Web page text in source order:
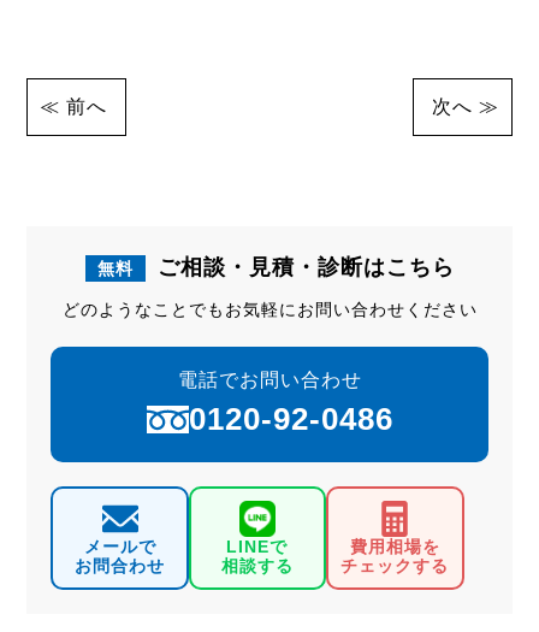
次へ
前へ
無料 ご相談・見積・診断はこちら
どのようなことでもお気軽にお問い合わせください
電話でお問い合わせ
0120-92-0486
メールで
お問合わせ
LINEで
相談する
費用相場を
チェックする